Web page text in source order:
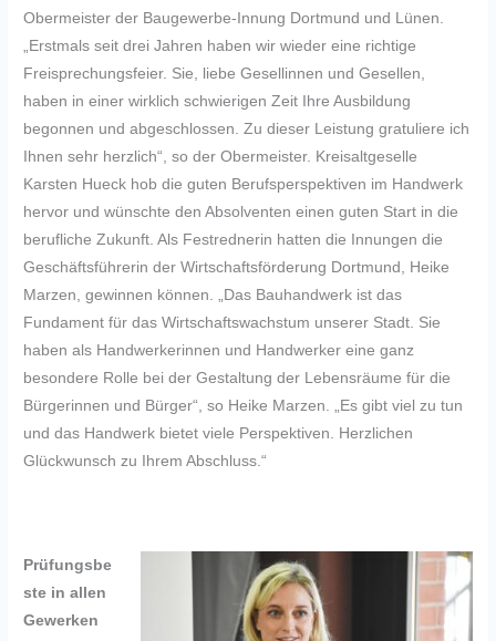
Obermeister der Baugewerbe-Innung Dortmund und Lünen.
„Erstmals seit drei Jahren haben wir wieder eine richtige
Freisprechungsfeier. Sie, liebe Gesellinnen und Gesellen,
haben in einer wirklich schwierigen Zeit Ihre Ausbildung
begonnen und abgeschlossen. Zu dieser Leistung gratuliere ich
Ihnen sehr herzlich“, so der Obermeister. Kreisaltgeselle
Karsten Hueck hob die guten Berufsperspektiven im Handwerk
hervor und wünschte den Absolventen einen guten Start in die
berufliche Zukunft. Als Festrednerin hatten die Innungen die
Geschäftsführerin der Wirtschaftsförderung Dortmund, Heike
Marzen, gewinnen können. „Das Bauhandwerk ist das
Fundament für das Wirtschaftswachstum unserer Stadt. Sie
haben als Handwerkerinnen und Handwerker eine ganz
besondere Rolle bei der Gestaltung der Lebensräume für die
Bürgerinnen und Bürger“, so Heike Marzen. „Es gibt viel zu tun
und das Handwerk bietet viele Perspektiven. Herzlichen
Glückwunsch zu Ihrem Abschluss.“
Prüfungsbe
ste in allen
Gewerken